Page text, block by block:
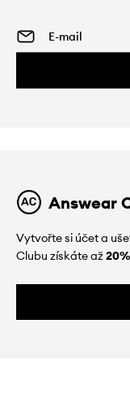
Answear
Vytvořte si účet a
Clubu získáte až20%